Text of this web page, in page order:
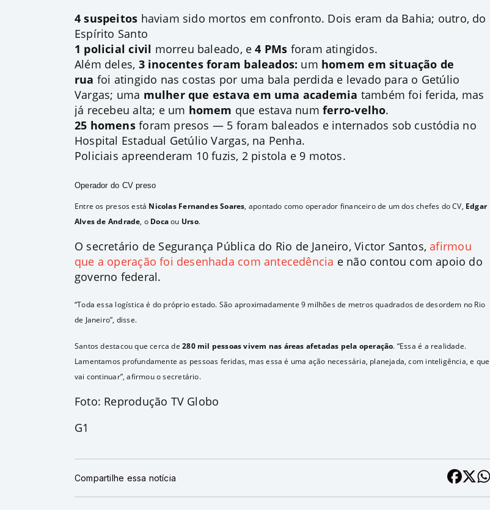
4 suspeitos haviam sido mortos em confronto. Dois eram da Bahia; outro, do
Espírito Santo
1 policial civil morreu baleado, e4 PMs foram atingidos.
Além deles, 3 inocentes foram baleados: um homem em situação de
rua foi atingido nas costas por uma bala perdida e levado para o Getúlio
Vargas; uma mulher que estava em uma academia também foi ferida, mas
já recebeu alta; e um homem que estava numferro-velho.
25 homens foram presos — 5 foram baleados e internados sob custódia no
Hospital Estadual Getúlio Vargas, na Penha.
Policiais apreenderam 10 fuzis, 2 pistola e 9 motos.
Operador do CV preso
Entre os presos está Nicolas Fernandes Soares, apontado como operador financeiro de um dos chefes do CV, Edgar
Alves de Andrade, o Docaou Urso.
O secretário de Segurança Pública do Rio de Janeiro, Victor Santos,afirmou
que a operação foi desenhada com antecedência e não contou com apoio do
governo federal.
“Toda essa logística é do próprio estado. São aproximadamente 9 milhões de metros quadrados de desordem no Rio
de Janeiro”, disse.
Santos destacou que cerca de280 mil pessoas vivem nas áreas afetadas pela operação. “Essa é a realidade.
Lamentamos profundamente as pessoas feridas, mas essa é uma ação necessária, planejada, com inteligência, e que
vai continuar”, afirmou o secretário.
Foto: Reprodução TV Globo
G1
Compartilhe essa notícia